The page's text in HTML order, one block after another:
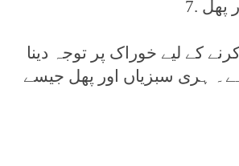
پھل
کے لیے خوراک پر توجہ دینا